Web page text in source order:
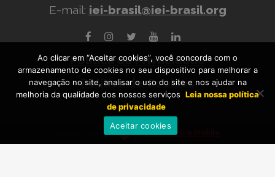
E-mail: iei-brasil@iei-brasil.org
Política de Privacidade
Política de Cookies
Desenvolvido com porOWN Web e Mobile
Ao clicar em “Aceitar cookies”, você concorda com o
armazenamento de cookies no seu dispositivo para melhorar a
navegação no site, analisar o uso do site e nos ajudar na
melhoria da qualidade dos nossos serviços Leia nossa política
de privacidade
Aceitar cookies